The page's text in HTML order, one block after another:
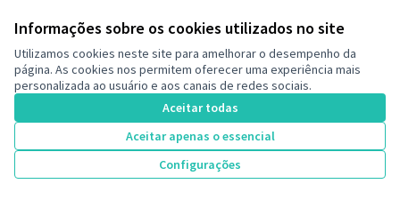
Informações sobre os cookies utilizados no site
Utilizamos cookies neste site para amelhorar o desempenho da
página. As cookies nos permitem oferecer uma experiência mais
personalizada ao usuário e aos canais de redes sociais.
Aceitar todas
Aceitar apenas o essencial
Configurações
Termos de serviço
Configurações de cookies
Decide Contagem no Instagram
(Link externo)
Site criado comsoftware livre .
Licença
(Link